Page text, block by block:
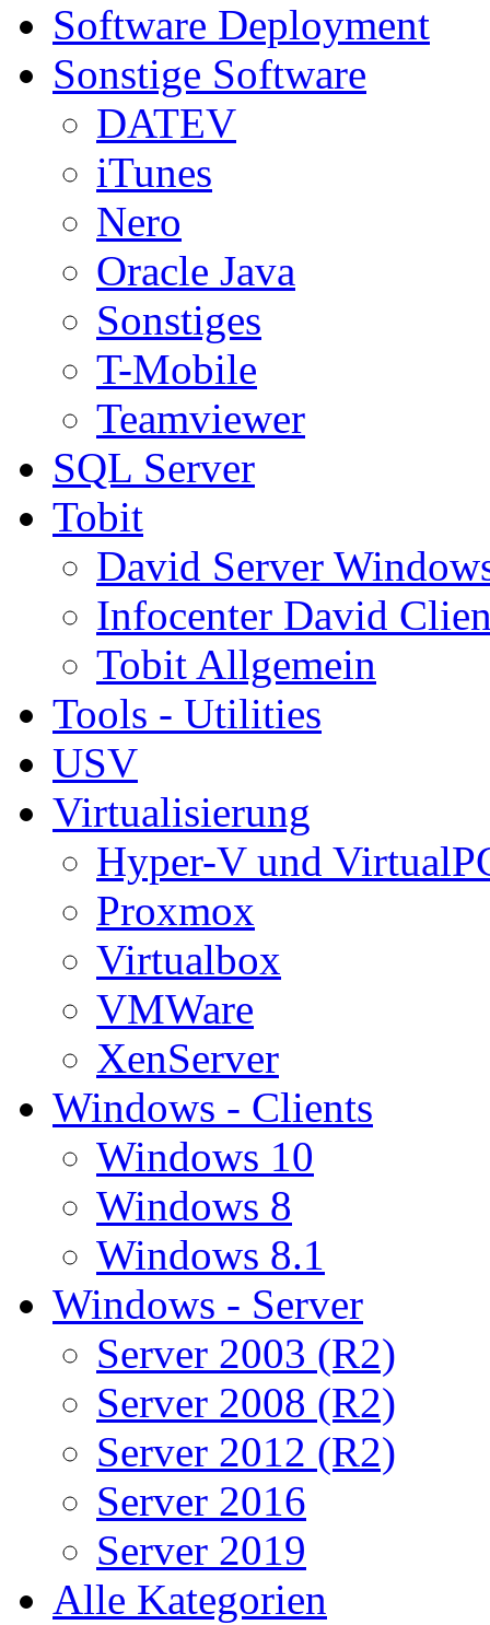
Software Deployment
Sonstige Software
DATEV
iTunes
Nero
Oracle Java
Sonstiges
T-Mobile
Teamviewer
SQL Server
Tobit
David Server
Infocenter David
Tobit Allgemein
Tools - Utilities
USV
Virtualisierung
Hyper-V und
Proxmox
Virtualbox
VMWare
XenServer
Windows - Clients
Windows 10
Windows 8
Windows 8.1
Windows - Server
Server 2003 (R2)
Server 2008 (R2)
Server 2012 (R2)
Server 2016
Server 2019
Alle Kategorien